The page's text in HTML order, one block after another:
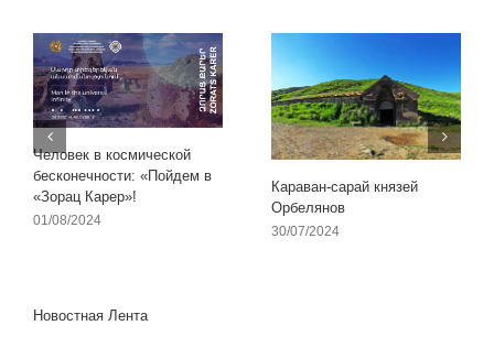
Человек в космической
бесконечности: «Пойдем в
«Зорац Карер»!
01/08/2024
Караван-сарай князей
Орбелянов
30/07/2024
Новостная Лента